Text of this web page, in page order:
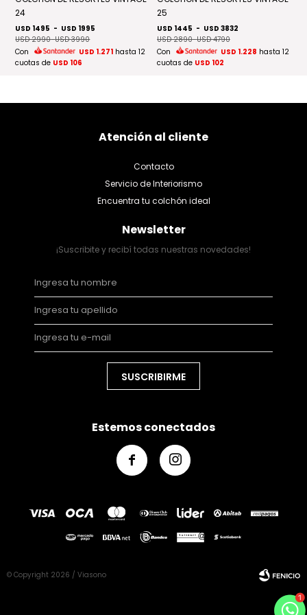
24
USD 1495 - USD 1995
USD 2990-USD 3990
Con
USD 1.271 hasta 12
cuotas de USD 106
25
USD 1445 - USD 3832
USD 2890-USD 4790
Con
USD 1.228 hasta 12
cuotas de USD 102
Atención al cliente
Contacto
Servicio de Interiorismo
Encuentra tu colchón ideal
Newsletter
¡Suscribite y recibí todas nuestras novedades!
SUSCRIBIRME
Estemos conectados
 
© Copyright 2026 / Viasono